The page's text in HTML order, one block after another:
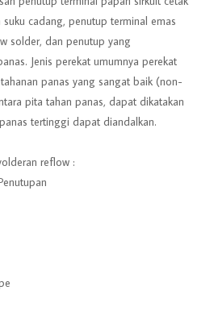
cadang, penutup terminal emas
solder, dan penutup yang
Jenis perekat umumnya perekat
panas yang sangat baik (non-
pita tahan panas, dapat dikatakan
tertinggi dapat diandalkan.
reflow :